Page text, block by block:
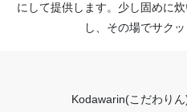
にして提供します。少し固めに
し、その場でサク
Kodawarin(こだわり